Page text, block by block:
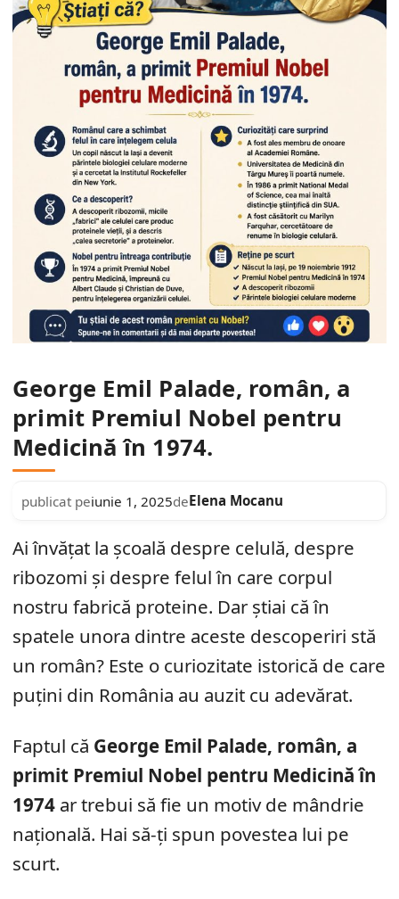
George Emil Palade, român, a
primit Premiul Nobel pentru
Medicină în 1974.
publicat peiunie 1, 2025deElena Mocanu
Ai învățat la școală despre celulă, despre
ribozomi și despre felul în care corpul
nostru fabrică proteine. Dar știai că în
spatele unora dintre aceste descoperiri stă
un român? Este o curiozitate istorică de care
puțini din România au auzit cu adevărat.
Faptul că George Emil Palade, român, a
primit Premiul Nobel pentru Medicină în
1974 ar trebui să fie un motiv de mândrie
națională. Hai să-ți spun povestea lui pe
scurt.